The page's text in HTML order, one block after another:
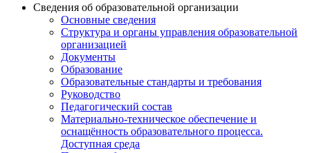
Сведения об образовательной организации
Основные сведения
Структура и органы управления образовательной
организацией
Документы
Образование
Образовательные стандарты и требования
Руководство
Педагогический состав
Материально-техническое обеспечение и
оснащённость образовательного процесса.
Доступная среда